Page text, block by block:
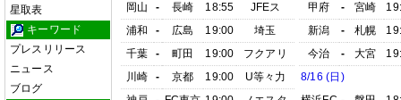
星取表
キーワード
プレスリリース
ニュース
ブログ
岡山
- 長崎 18:55
JFEス
浦和
- 広島 19:00
埼玉
千葉
- 町田 19:00
フクアリ
川崎
- 京都 19:00
U等々力
甲府
- 宮崎
新潟
- 札幌
今治
- 大宮
8/16 (日)